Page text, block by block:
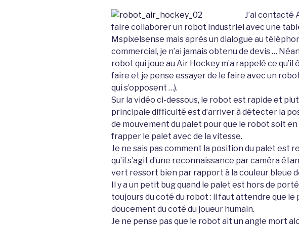
J’ai contacté
faire collaborer un robot industriel avec une
Mspixelsense mais après un dialogue au
commercial, je n’ai jamais obtenu de devis …
robot qui joue au Air Hockey m’a rappelé ce qu’il
faire et je pense essayer de le faire avec un
qui s’opposent …).
Sur la vidéo ci-dessous, le robot est rapide et
principale difficulté est d’arriver à détecter la
de mouvement du palet pour que le robot soit en
frapper le palet avec de la vitesse.
Je ne sais pas comment la position du palet est
qu’il s’agit d’une reconnaissance par caméra
vert ressort bien par rapport à la couleur bleue
Il y a un petit bug quand le palet est hors de
toujours du coté du robot : il faut attendre que le
doucement du coté du joueur humain.
Je ne pense pas que le robot ait un angle mort